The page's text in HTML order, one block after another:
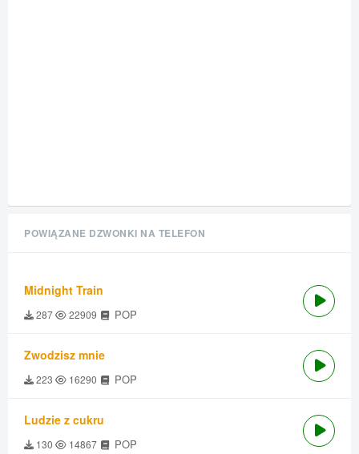
POWIĄZANE DZWONKI NA TELEFON
Midnight Train
287 22909 POP
Zwodzisz mnie
223 16290 POP
Ludzie z cukru
130 14867 POP